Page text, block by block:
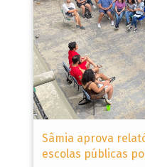
Sâmia aprova
escolas públicas